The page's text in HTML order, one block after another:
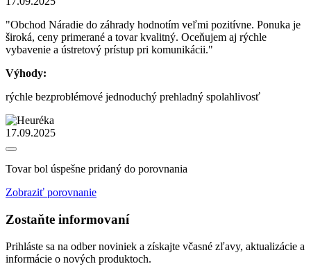
"Obchod Náradie do záhrady hodnotím veľmi pozitívne. Ponuka je
široká, ceny primerané a tovar kvalitný. Oceňujem aj rýchle
vybavenie a ústretový prístup pri komunikácii."
Výhody:
rýchle bezproblémové jednoduchý prehladný spolahlivosť
17.09.2025
Tovar bol úspešne pridaný do porovnania
Zobraziť porovnanie
Zostaňte informovaní
Prihláste sa na odber noviniek a získajte včasné zľavy, aktualizácie a
informácie o nových produktoch.